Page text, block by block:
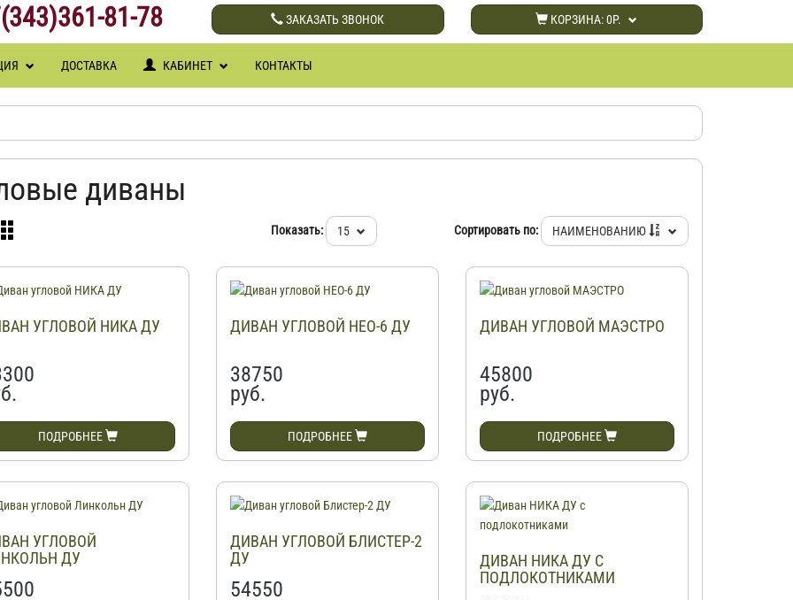
81-78 ЗАКАЗАТЬ ЗВОНОК КОРЗИНА:0Р.
ДОСТАВКА КАБИНЕТ КОНТАКТЫ
диваны
Показать: 15 Сортировать по: НАИМЕНОВАНИЮ
УГЛОВОЙ НИКА ДУ
ПОДРОБНЕЕ
ДИВАН УГЛОВОЙ НЕО-6 ДУ
38750
руб.
ПОДРОБНЕЕ
ДИВАН УГЛОВОЙ МАЭСТРО
45800
руб.
ПОДРОБНЕЕ
УГЛОВОЙ
ДУ
ДИВАН УГЛОВОЙ БЛИСТЕР-2
ДУ
54550
ДИВАН НИКА ДУ С
ПОДЛОКОТНИКАМИ